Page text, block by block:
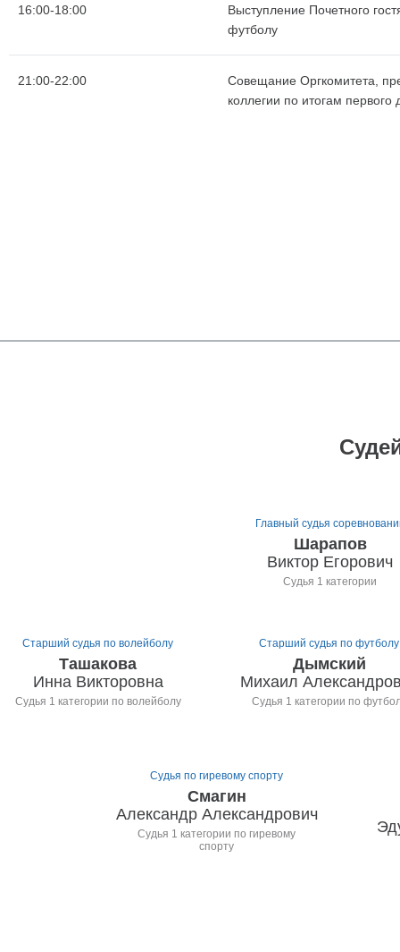
16:00-18:00
Выступление Почетного
футболу
21:00-22:00
Совещание Оргкомитета,
коллегии по итогам первого
Главный судья
Шарапов
Виктор Егорович
Судья 1 категории
Старший судья по волейболу
Ташакова
Инна Викторовна
Судья 1 категории по волейболу
Старший судья по футболу
Дымский
Михаил
Судья 1 категории по
Судья по гиревому спорту
Смагин
Александр Александрович
Судья 1 категории по гиревому
спорту